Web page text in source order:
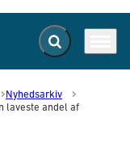
Fold søgefelt ud
Nyhedsarkiv
laveste andel af